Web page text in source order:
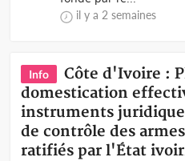
il y a 2 semaines
Info
Côte d'Ivoire :
domestication
instruments
de contrôle des
ratifiés par l'État